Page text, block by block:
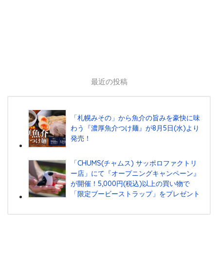
最近の投稿
「札幌みその」から魚介の旨みを豪快に味
わう『濃厚魚介つけ麺』が8月5日(水)より
発売！
「CHUMS(チャムス) サッポロファクトリ
ー店」にて『オープニングキャンペーン』
が開催！5,000円(税込)以上の買い物で
「限定ブービーストラップ」をプレゼント